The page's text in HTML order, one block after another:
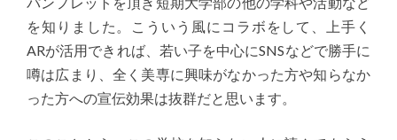
を知りました。こういう風にコラボをして、上手く
ARが活用できれば、若い子を中心にSNSなどで勝手に
噂は広まり、全く美専に興味がなかった方や知らなか
った方への宣伝効果は抜群だと思います。